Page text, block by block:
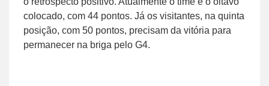
colocado, com 44 pontos. Já os visitantes, na quinta
posição, com 50 pontos, precisam da vitória para
permanecer na briga pelo G4.